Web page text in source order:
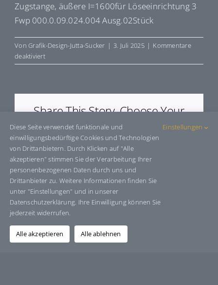
Zugstange, äußere I=1600für Löseeinrichtung 3
Fwp 000.0.09.024.004 Ausg.02Stück
VonGrafik-Design-Jutta-Sucker | 3. Juli 2025 | Kommentare
deaktiviertfür
E9024005
Share This Story, Choose Your
Platform!
Facebook Bluesky WhatsAppTelegram
E-
Mail
Über den Autor: Grafik-Design-Jutta-Sucker
Diese Seite verwendet funktionale und
einwilligungsbedürftige Cookies und Technologien
von Drittanbietern. Durch Klicken auf "Alle
akzeptieren" stimmen Sie der Verarbeitung Ihrer
personenbezogenen Daten durch uns und
Drittanbieter zu. Weitere Informationen finden Sie
unter "Einstellungen" und in unserer
Datenschutzerklärung. Ihre Einwilligung können Sie
jederzeit widerrufen.
Einstellungen
Alle akzeptieren Alle ablehnen